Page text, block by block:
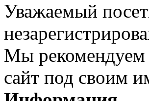
Уважаемый
Мы
сайт под своим